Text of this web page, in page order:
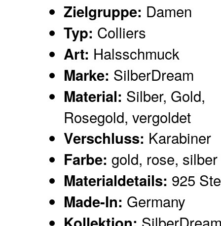
Zielgruppe: Damen
Typ: Colliers
Art: Halsschmuck
Marke: SilberDream
Material: Silber, Gold,
Rosegold, vergoldet
Verschluss: Karabiner
Farbe: gold, rose, silber
Materialdetails: 925
Made-In: Germany